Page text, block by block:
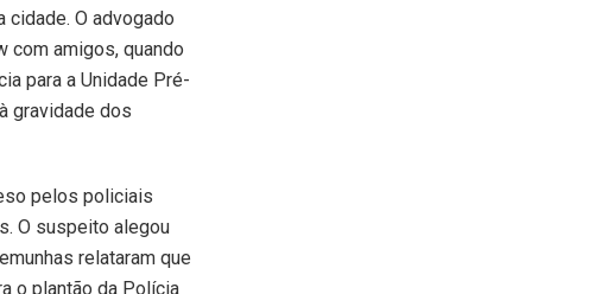
cidade. O advogado
com amigos, quando
para a Unidade Pré-
gravidade dos
pelos policiais
O suspeito alegou
relataram que
o plantão da Polícia